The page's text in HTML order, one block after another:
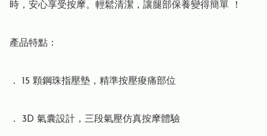
時，安心享受按摩。輕鬆清潔，讓腿部保養變得簡單 ！
產品特點：
． 15 顆鋼珠指壓墊，精準按壓痠痛部位
． 3D 氣囊設計，三段氣壓仿真按摩體驗